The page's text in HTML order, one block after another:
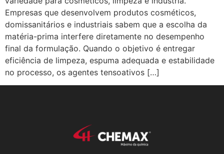
Empresas que desenvolvem produtos cosméticos,
domissanitários e industriais sabem que a escolha da
matéria-prima interfere diretamente no desempenho
final da formulação. Quando o objetivo é entregar
eficiência de limpeza, espuma adequada e estabilidade
no processo, os agentes tensoativos […]